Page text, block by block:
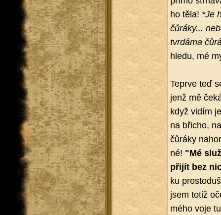
ho těla! *Je
čů­rá­ky...
tvr­dá­ma
hle­du, mé
Te­pr­ve teď
jenž mě
když vidím
na bři­cho,
čů­rá­ky
né! "Mé
při­jít bez
ku
jsem totiž
mého voje